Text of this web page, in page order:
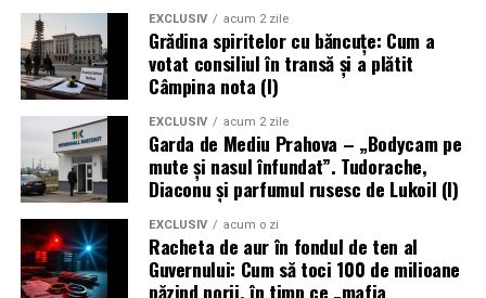
EXCLUSIV acum 2 zile
Grădina spiritelor cu băncuțe: Cum a
votat consiliul în transă și a plătit
Câmpina nota (I)
EXCLUSIV acum 2 zile
Garda de Mediu Prahova – „Bodycam pe
mute și nasul înfundat”. Tudorache,
Diaconu și parfumul rusesc de Lukoil (I)
EXCLUSIV acum o zi
Racheta de aur în fondul de ten al
Guvernului: Cum să toci 100 de milioane
păzind norii, în timp ce „mafia